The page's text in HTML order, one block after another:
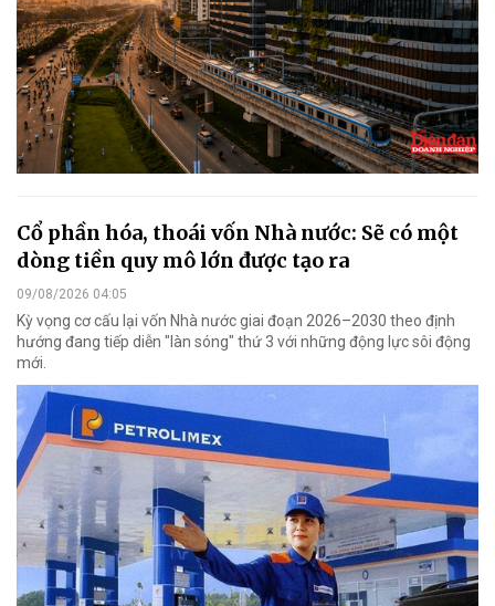
Cổ phần hóa, thoái vốn Nhà nước: Sẽ có một
dòng tiền quy mô lớn được tạo ra
09/08/2026 04:05
Kỳ vọng cơ cấu lại vốn Nhà nước giai đoạn 2026–2030 theo định
hướng đang tiếp diễn "làn sóng" thứ 3 với những động lực sôi động
mới.